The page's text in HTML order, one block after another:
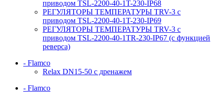
приводом TSL-2200-40-1T-230-IP68
РЕГУЛЯТОРЫ ТЕМПЕРАТУРЫ TRV-3 с
приводом TSL-2200-40-1T-230-IP69
РЕГУЛЯТОРЫ ТЕМПЕРАТУРЫ TRV-3 с
приводом TSL-2200-40-1TR-230-IP67 (с функцией
реверса)
- Flamco
Relax DN15-50 с дренажем
- Flamco